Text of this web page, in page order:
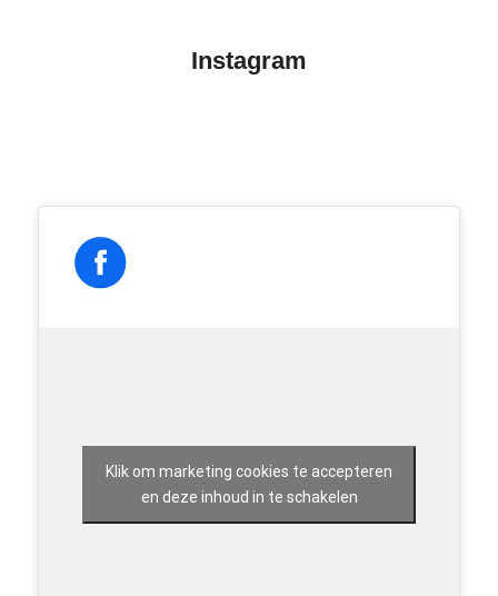
Instagram
Klik om marketing cookies te accepteren
en deze inhoud in te schakelen